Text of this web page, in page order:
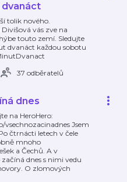
dvanáct
tolik nového.
vás zve na
touto zemí. Sledujte
dvanáct každou sobotu
37 odběratelů
dnes
na HeroHero:
vsechnozacinadnes Jsem
čtrnácti letech v čele
mnoho
a Čechů. A v
dnes s nimi vedu
O zlomových